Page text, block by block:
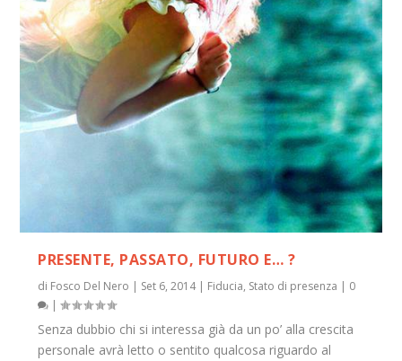
PRESENTE, PASSATO, FUTURO E… ?
di Fosco Del Nero | Set 6, 2014| Fiducia, Stato di presenza | 0
|
Senza dubbio chi si interessa già da un po’ alla crescita
personale avrà letto o sentito qualcosa riguardo al